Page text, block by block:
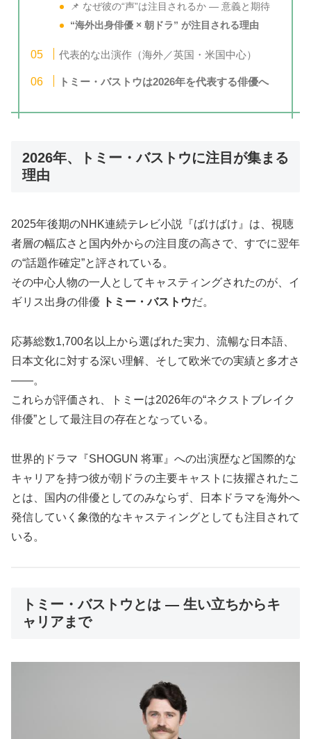
📌 なぜ彼の“声”は注目されるか — 意義と期待
“海外出身俳優 × 朝ドラ” が注目される理由
代表的な出演作（海外／英国・米国中心）
トミー・バストウは2026年を代表する俳優へ
2026年、トミー・バストウに注目が集まる
理由
2025年後期のNHK連続テレビ小説『ばけばけ』は、視聴
者層の幅広さと国内外からの注目度の高さで、すでに翌年
の“話題作確定”と評されている。
その中心人物の一人としてキャスティングされたのが、イ
ギリス出身の俳優
トミー・バストウだ。
応募総数1,700名以上から選ばれた実力、流暢な日本語、
日本文化に対する深い理解、そして欧米での実績と多才さ
――。
これらが評価され、トミーは2026年の“ネクストブレイク
俳優”として最注目の存在となっている。
世界的ドラマ『SHOGUN 将軍』への出演歴など国際的な
キャリアを持つ彼が朝ドラの主要キャストに抜擢されたこ
とは、国内の俳優としてのみならず、日本ドラマを海外へ
発信していく象徴的なキャスティングとしても注目されて
いる。
トミー・バストウとは ― 生い立ちからキ
ャリアまで